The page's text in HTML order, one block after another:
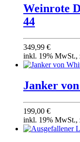
Weinrote
44
349,99 €
inkl. 19% MwSt.,
Jan­ker
199,00 €
inkl. 19% MwSt.,